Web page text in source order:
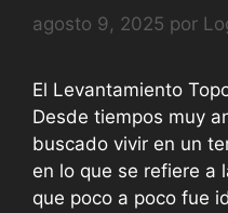
agosto 9, 2025 por
El Levantamiento
Desde tiempos muy
buscado vivir en un
en lo que se refiere a
que poco a poco fue